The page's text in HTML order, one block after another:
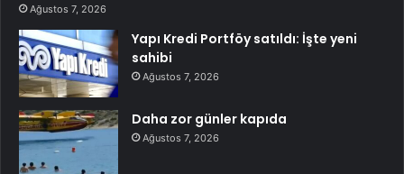
Ağustos 7, 2026
Yapı Kredi Portföy satıldı: İşte yeni
sahibi
Ağustos 7, 2026
Daha zor günler kapıda
Ağustos 7, 2026